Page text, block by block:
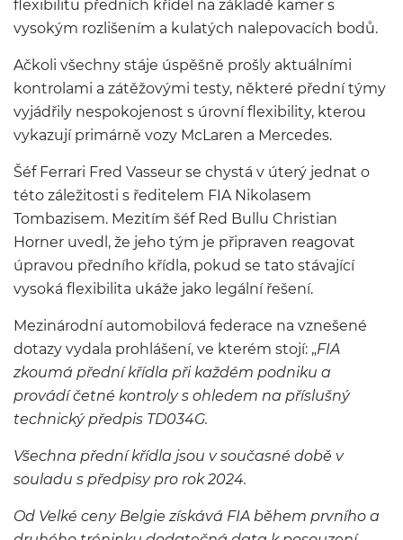
flexibilitu předních křídel na základě kamer s
vysokým rozlišením a kulatých nalepovacích bodů.
Ačkoli všechny stáje úspěšně prošly aktuálními
kontrolami a zátěžovými testy, některé přední týmy
vyjádřily nespokojenost s úrovní flexibility, kterou
vykazují primárně vozy McLaren a Mercedes.
Šéf Ferrari Fred Vasseur se chystá v úterý jednat o
této záležitosti s ředitelem FIA Nikolasem
Tombazisem. Mezitím šéf Red Bullu Christian
Horner uvedl, že jeho tým je připraven reagovat
úpravou předního křídla, pokud se tato stávající
vysoká flexibilita ukáže jako legální řešení.
Mezinárodní automobilová federace na vznešené
dotazy vydala prohlášení, ve kterém stojí: „FIA
zkoumá přední křídla při každém podniku a
provádí četné kontroly s ohledem na příslušný
technický předpis TD034G.
Všechna přední křídla jsou v současné době v
souladu s předpisy pro rok 2024.
Od Velké ceny Belgie získává FIA během prvního a